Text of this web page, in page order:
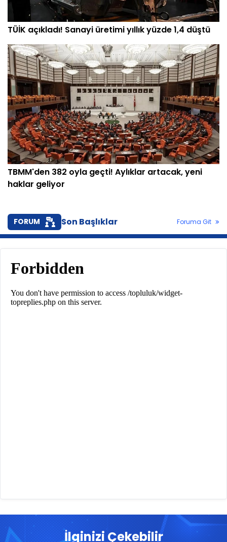
TÜİK açıkladı! Sanayi üretimi yıllık yüzde 1,4 düştü
TBMM'den 382 oyla geçti! Aylıklar artacak, yeni
haklar geliyor
FORUM Son Başlıklar Foruma Git
İlginizi Çekebilir